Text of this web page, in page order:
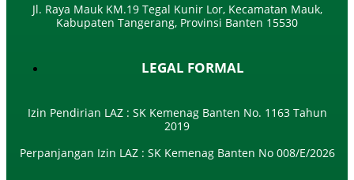
Jl. Raya Mauk KM.19 Tegal Kunir Lor, Kecamatan Mauk,
Kabupaten Tangerang, Provinsi Banten 15530
LEGAL FORMAL
Izin Pendirian LAZ : SK Kemenag Banten No. 1163 Tahun
2019
Perpanjangan Izin LAZ : SK Kemenag Banten No 008/E/2026​